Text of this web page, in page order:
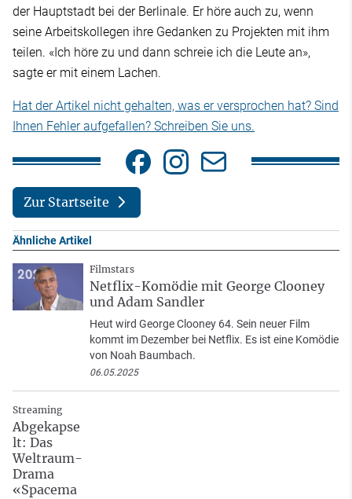
der Hauptstadt bei der Berlinale. Er höre auch zu, wenn
seine Arbeitskollegen ihre Gedanken zu Projekten mit ihm
teilen. «Ich höre zu und dann schreie ich die Leute an»,
sagte er mit einem Lachen.
Hat der Artikel nicht gehalten, was er versprochen hat? Sind
Ihnen Fehler aufgefallen? Schreiben Sie uns.
Zur Startseite
Ähnliche Artikel
Filmstars
Netflix-Komödie mit George Clooney
und Adam Sandler
Heut wird George Clooney 64. Sein neuer Film
kommt im Dezember bei Netflix. Es ist eine Komödie
von Noah Baumbach.
06.05.2025
Streaming
Abgekapse
lt: Das
Weltraum-
Drama
«Spacema